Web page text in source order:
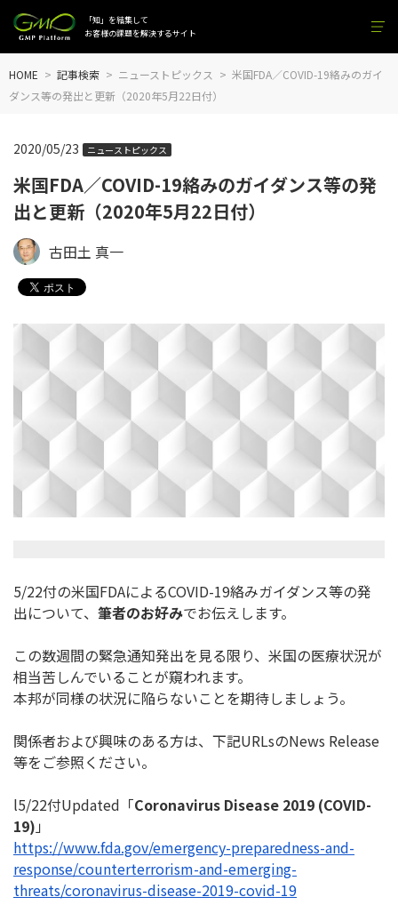
「知」を結集して
お客様の課題を解決するサイト
HOME 記事検索 ニューストピックス
米国FDA／COVID-19絡みのガイ
ダンス等の発出と更新（2020年5月22日付）
米国FDA／COVID-19絡みのガイダンス等の発
出と更新（2020年5月22日付）
2020/05/23 ニューストピックス
古田土 真一
5/22付の米国FDAによるCOVID-19絡みガイダンス等の発
出について、 筆者のお好みでお伝えします。
この数週間の緊急通知発出を見る限り、 米国の医療状況が
相当苦しんでいることが窺われます。
本邦が同様の状況に陥らないことを期待しましょう。
関係者および興味のある方は、下記URLsのNews Release
等をご参照ください。
l5/22付Updated「Coronavirus Disease 2019 (COVID-
19) 」
https://www.fda.gov/emergency-preparedness-and-
response/counterterrorism-and-emerging-
threats/coronavirus-disease-2019-covid-19